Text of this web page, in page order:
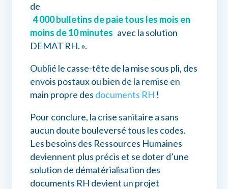
de
4 000 bulletins de paie tous les mois en
moins de 10 minutes avec la solution
DEMAT RH. ».
Oublié le casse-tête de la mise sous pli, des
envois postaux ou bien de la remise en
main propre des documents RH !
Pour conclure, la crise sanitaire a sans
aucun doute bouleversé tous les codes.
Les besoins des Ressources Humaines
deviennent plus précis et se doter d’une
solution de dématérialisation des
documents RH devient un projet